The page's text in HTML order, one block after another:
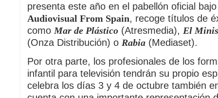
presenta este año en el pabellón oficial
Audiovisual From Spain, recoge títulos de
como Mar de Plástico (Atresmedia), El
(Onza Distribución) o Rabia (Mediaset).
Por otra parte, los profesionales de los
infantil para televisión tendrán su propio
celebra los días 3 y 4 de octubre también